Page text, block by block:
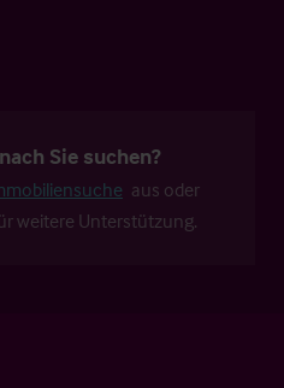
Sie suchen?
aus oder
weitere Unterstützung.